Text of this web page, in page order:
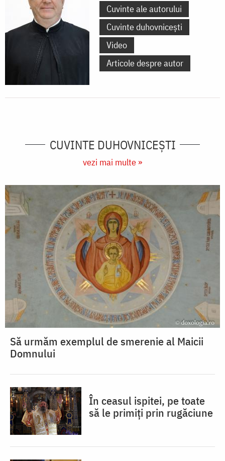
Cuvinte ale autorului
Cuvinte duhovnicești
Video
Articole despre autor
CUVINTE DUHOVNICEȘTI
vezi mai multe »
Să urmăm exemplul de smerenie al Maicii
Domnului
În ceasul ispitei, pe toate
să le primiți prin rugăciune